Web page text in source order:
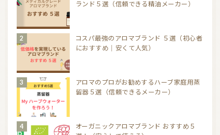
ランド５選（信頼できる精油メーカー）
コスパ最強のアロマブランド ５選（初心者
におすすめ｜安くて人気）
アロマのプロがお勧めするハーブ家庭用蒸
留器５選（信頼できるメーカー）
オーガニックアロマブランド おすすめ５